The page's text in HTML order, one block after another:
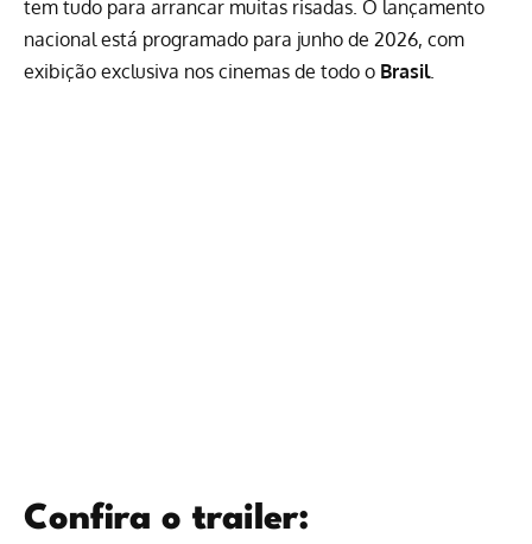
tem tudo para arrancar muitas risadas. O lançamento
nacional está programado para junho de 2026, com
exibição exclusiva nos cinemas de todo o Brasil.
Confira o trailer: